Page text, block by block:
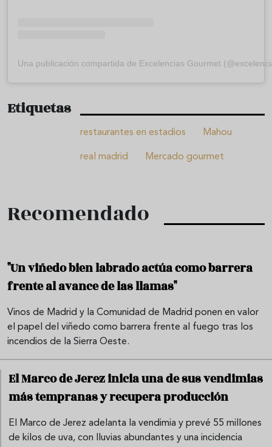
Una publicación compartida de Excelencias Gourmet
Etiquetas
restaurantes en estadios Mahou
real madrid Mercado gourmet
Recomendado
"Un viñedo bien labrado actúa como barrera
frente al avance de las llamas"
Vinos de Madrid y la Comunidad de Madrid ponen en valor
el papel del viñedo como barrera frente al fuego tras los
incendios de la Sierra Oeste.
El Marco de Jerez inicia una de sus vendimias
más tempranas y recupera producción
El Marco de Jerez adelanta la vendimia y prevé 55 millones
de kilos de uva, con lluvias abundantes y una incidencia